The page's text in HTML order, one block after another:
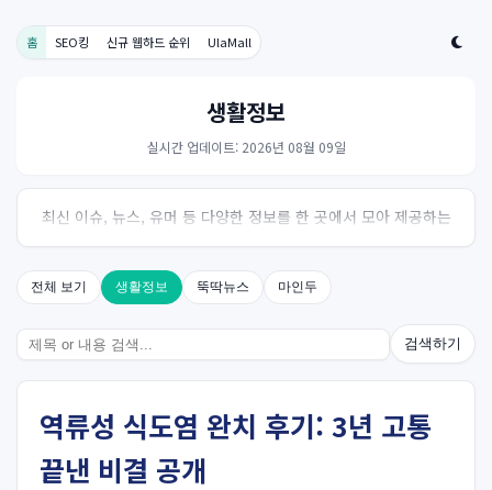
홈 SEO킹 신규 웹하드 순위 UlaMall
생활정보
실시간 업데이트: 2026년 08월 09일
최신 이슈, 뉴스, 유머 등 다양한 정보를 한 곳에서 모아 제공하는
사이트입니다. 오늘의 핫이슈를 한눈에 살펴보세요.
전체 보기 생활정보 뚝딱뉴스 마인두
검색하기
역류성 식도염 완치 후기: 3년 고통
끝낸 비결 공개